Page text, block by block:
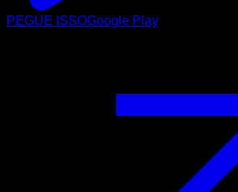
PEGUE ISSOGoogle Play